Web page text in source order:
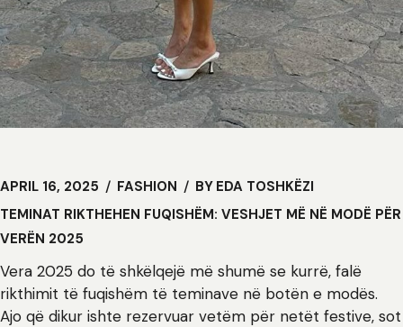
APRIL 16, 2025 FASHION BY EDA TOSHKËZI
TEMINAT RIKTHEHEN FUQISHËM: VESHJET MË NË MODË PËR
VERËN 2025
Vera 2025 do të shkëlqejë më shumë se kurrë, falë
rikthimit të fuqishëm të teminave në botën e modës.
Ajo që dikur ishte rezervuar vetëm për netët festive, sot